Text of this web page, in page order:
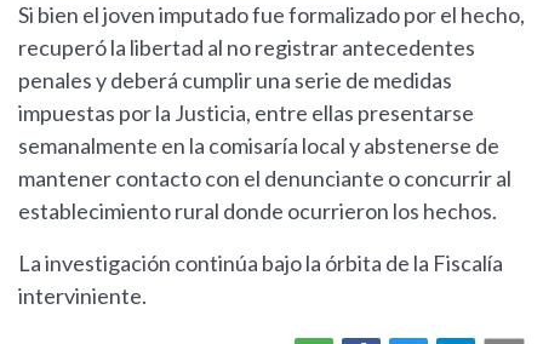
Si bien el joven imputado fue formalizado por el hecho,
recuperó la libertad al no registrar antecedentes
penales y deberá cumplir una serie de medidas
impuestas por la Justicia, entre ellas presentarse
semanalmente en la comisaría local y abstenerse de
mantener contacto con el denunciante o concurrir al
establecimiento rural donde ocurrieron los hechos.
La investigación continúa bajo la órbita de la Fiscalía
interviniente.